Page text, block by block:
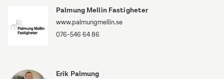
Palmung Mellin Fastigheter
www.palmungmellin.se
076-546 64 86
Erik Palmung